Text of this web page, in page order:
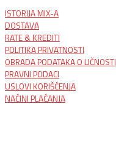
ISTORIJA MIX-A
DOSTAVA
RATE & KREDITI
POLITIKA PRIVATNOSTI
OBRADA PODATAKA O LIČNOSTI
PRAVNI PODACI
USLOVI KORIŠĆENJA
NAČINI PLAĆANJA